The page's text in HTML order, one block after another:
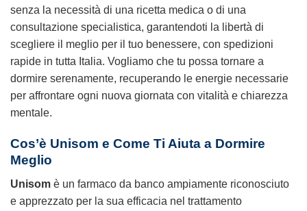
senza la necessità di una ricetta medica o di una
consultazione specialistica, garantendoti la libertà di
scegliere il meglio per il tuo benessere, con spedizioni
rapide in tutta Italia. Vogliamo che tu possa tornare a
dormire serenamente, recuperando le energie necessarie
per affrontare ogni nuova giornata con vitalità e chiarezza
mentale.
Cos’è Unisom e Come Ti Aiuta a Dormire
Meglio
Unisom è un farmaco da banco ampiamente riconosciuto
e apprezzato per la sua efficacia nel trattamento